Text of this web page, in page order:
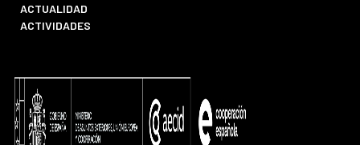
ACTUALIDAD
ACTIVIDADES